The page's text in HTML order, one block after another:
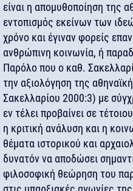
είναι η απομυθοποίηση της
εντοπισμός εκείνων των
χρόνο και έγιναν φορείς
ανθρώπινη κοινωνία, ή
Παρόλο που ο καθ.
την αξιολόγηση της
Σακελλαρίου 2000:3) με
εν τέλει προβαίνει σε
η κριτική ανάλυση και η
θέματα ιστορικού και
δυνατόν να αποδώσει
φιλοσοφική θεώρηση του